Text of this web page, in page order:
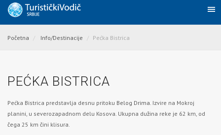
Početna Info/Destinacije Pećka Bistrica
PEĆKA BISTRICA
Pećka Bistrica predstavlja desnu pritoku Belog Drima. Izvire na Mokroj
planini, u severozapadnom delu Kosova. Ukupna dužina reke je 62 km, od
čega 25 km čini klisura.